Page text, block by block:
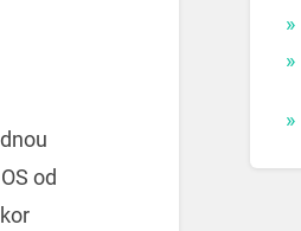
od